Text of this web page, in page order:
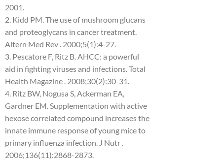
2001.
2. Kidd PM. The use of mushroom glucans
and proteoglycans in cancer treatment.
Altern Med Rev . 2000;5(1):4-27.
3. Pescatore F, Ritz B. AHCC: a powerful
aid in fighting viruses and infections. Total
Health Magazine . 2008;30(2):30-31.
4. Ritz BW, Nogusa S, Ackerman EA,
Gardner EM. Supplementation with active
hexose correlated compound increases the
innate immune response of young mice to
primary influenza infection. J Nutr .
2006;136(11):2868-2873.